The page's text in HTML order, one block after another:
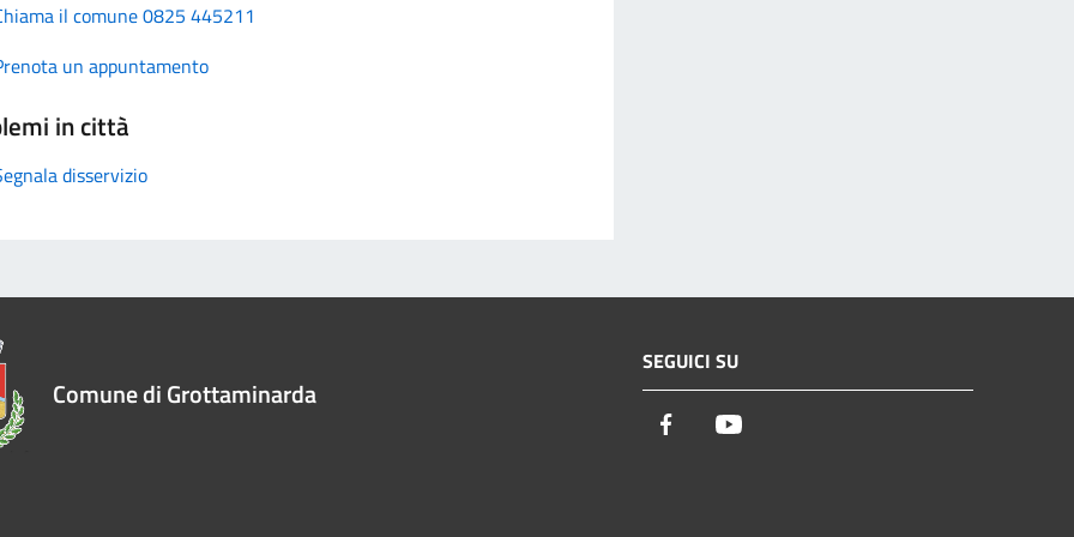
il comune 0825 445211
un appuntamento
in città
disservizio
Comune di Grottaminarda
SEGUICI SU
Facebook